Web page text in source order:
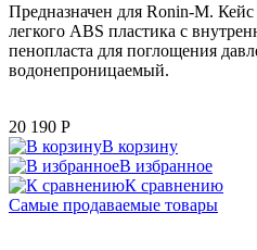
Предназначен для Ronin-М. Кейс
легкого ABS пластика с
пенопласта для поглощения
водонепроницаемый.
20 190 P
В корзину
В избранное
К сравнению
Самые продаваемые товары